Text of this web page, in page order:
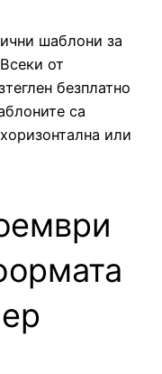
шаблони за
от
безплатно
са
или